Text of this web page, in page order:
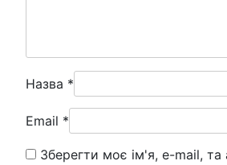
Назва *
Email *
Зберегти моє ім'я, e-mail,